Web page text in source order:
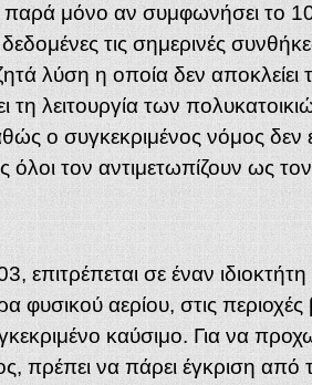
μόνο αν συμφωνήσει το
τις σημερινές
λύση η οποία δεν αποκλείει
τη λειτουργία των
ο συγκεκριμένος νόμος δεν
όλοι τον αντιμετωπίζουν ως
επιτρέπεται σε έναν
φυσικού αερίου, στις περιοχές
καύσιμο. Για να
πρέπει να πάρει έγκριση